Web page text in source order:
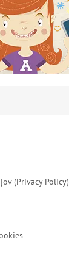
(Privacy Policy)